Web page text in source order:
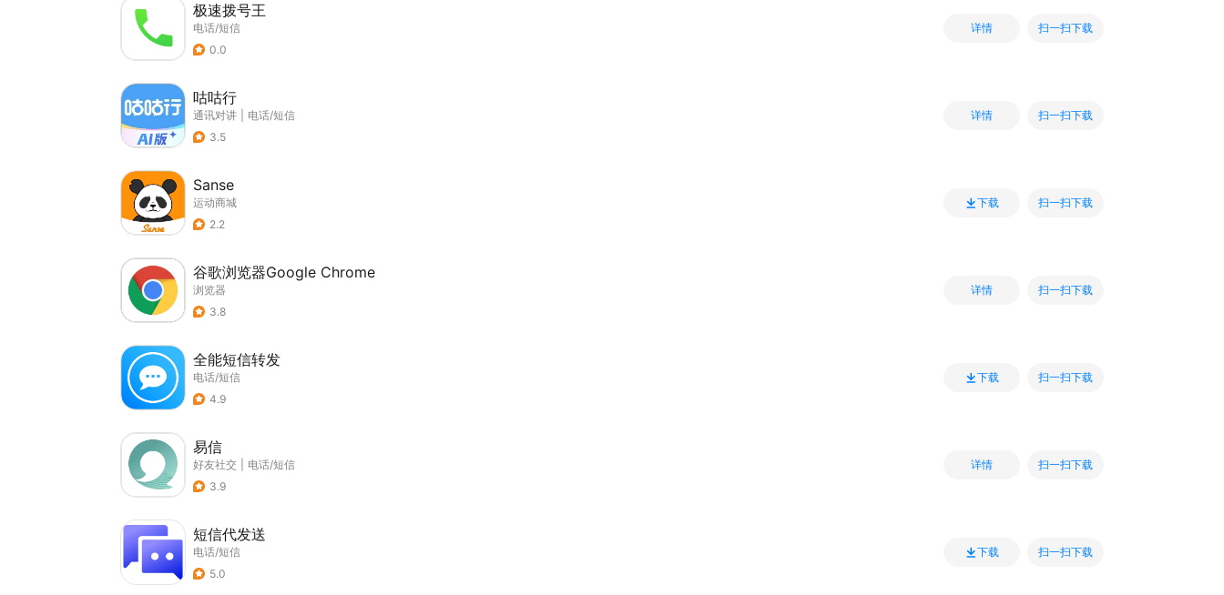
极速拨号王
电话/短信
0.0
详情 扫一扫下载
咕咕行
通讯对讲
电话/短信
3.5
详情 扫一扫下载
Sanse
运动商城
2.2
下载 扫一扫下载
谷歌浏览器Google Chrome
浏览器
3.8
详情 扫一扫下载
全能短信转发
电话/短信
4.9
下载 扫一扫下载
易信
好友社交
电话/短信
3.9
详情 扫一扫下载
短信代发送
电话/短信
5.0
下载 扫一扫下载